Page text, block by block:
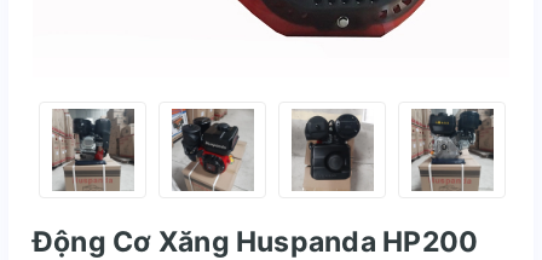
Động Cơ Xăng Huspanda HP200